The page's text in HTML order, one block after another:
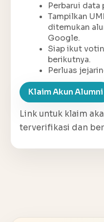
Perbarui data
Tampilkan
ditemukan
Google.
Siap ikut
berikutnya.
Perluas
Klaim Akun Alumni
Link untuk klaim
terverifikasi dan